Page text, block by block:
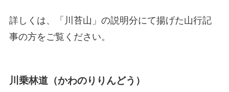
詳しくは、「川苔山」の説明分にて揚げた山行記
事の方をご覧ください。
川乗林道（かわのりりんどう）